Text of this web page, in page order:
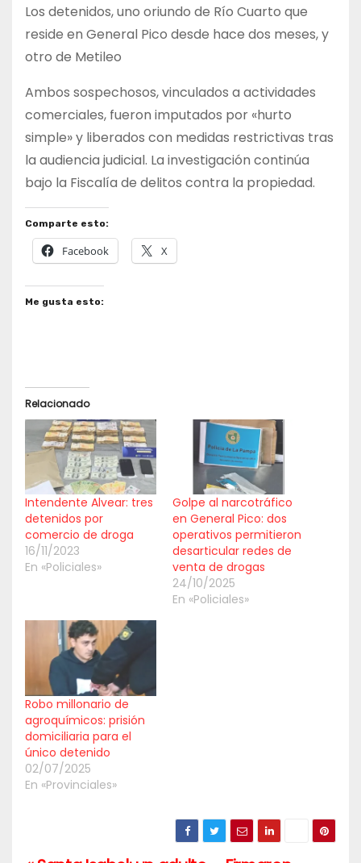
Los detenidos, uno oriundo de Río Cuarto que
reside en General Pico desde hace dos meses, y
otro de Metileo
Ambos sospechosos, vinculados a actividades
comerciales, fueron imputados por «hurto
simple» y liberados con medidas restrictivas tras
la audiencia judicial. La investigación continúa
bajo la Fiscalía de delitos contra la propiedad.
Comparte esto:
Facebook X
Me gusta esto:
Relacionado
Intendente Alvear: tres
detenidos por
comercio de droga
16/11/2023
En «Policiales»
Golpe al narcotráfico
en General Pico: dos
operativos permitieron
desarticular redes de
venta de drogas
24/10/2025
En «Policiales»
Robo millonario de
agroquímicos: prisión
domiciliaria para el
único detenido
02/07/2025
En «Provinciales»